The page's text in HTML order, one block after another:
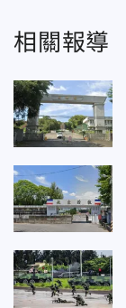
相關報導